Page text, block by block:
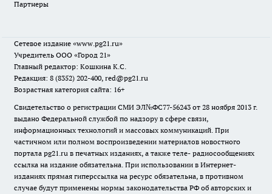
Партнеры
Сетевое издание «www.pg21.ru»
Учредитель ООО «Город 21»
Главный редактор: Кошкина К.С.
Редакция: 8 (8352) 202-400, red@pg21.ru
Возрастная категория сайта: 16+
Свидетельство о регистрации СМИ ЭЛ№ФС77-56243 от 28 ноября 2013 г.
выдано Федеральной службой по надзору в сфере связи,
информационных технологий и массовых коммуникаций. При
частичном или полном воспроизведении материалов новостного
портала pg21.ru в печатных изданиях, а также теле- радиосообщениях
ссылка на издание обязательна. При использовании в Интернет-
изданиях прямая гиперссылка на ресурс обязательна, в противном
случае будут применены нормы законодательства РФ об авторских и